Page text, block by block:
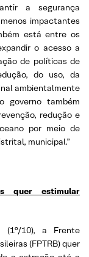
a segurança
impactantes
está entre os
o acesso a
de políticas de
do uso, da
ambientalmente
governo também
redução e
por meio de
municipal.”
quer estimular
(1°/10), a Frente
(FPTRB) quer